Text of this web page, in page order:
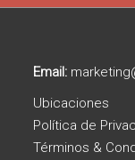
Email:
Ubicaciones
Política de
Términos &